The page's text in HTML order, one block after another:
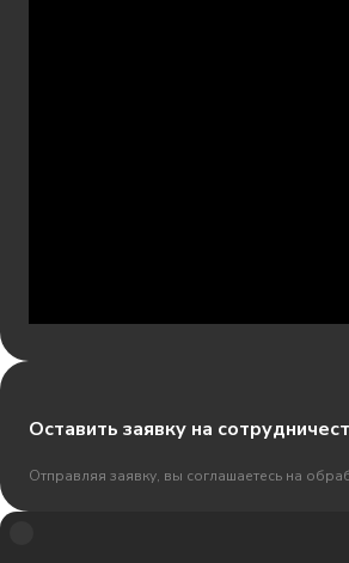
Оставить заявку на
Отправляя заявку, вы соглашаетесь на